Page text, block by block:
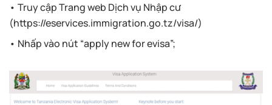
• Truy cập Trang web Dịch vụ Nhập cư
(https://eservices.immigration.go.tz/visa/)
• Nhấp vào nút “apply new for evisa”;